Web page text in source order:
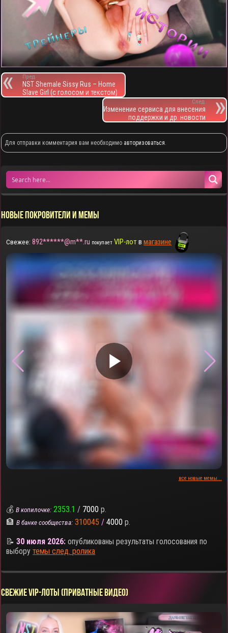
Пред.
NST Shemale Sissy Rus – Home
Slave Girl (с голосом и текстом)
След.
Изменение сервиса для внесения
поддержки и др. новости
Для отправки комментария вам необходимо авторизоваться
НОВЫЕ ПОКРОВИТЕЛИ И МЕМЫ
Свежее: 892******@m**.ru покупает VIP-лотвмагазине
▶
все новые мемы...
💰В копилочке: 2353.1 / 7000 р.
🏦В банке сообщества: 310045 / 4000 р.
📝30 июля 2026: опубликованы результаты голосования по
выборутемы след. ролика
СВЕЖИЕ VIP-ЛОТЫ (ПРИВАТНЫЕ ВИДЕО)